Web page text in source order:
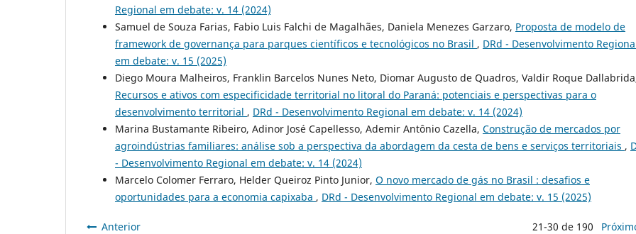
Regional em debate: v. 14 (2024)
Samuel de Souza Farias, Fabio Luis Falchi de Magalhães, Daniela Menezes Garzaro, Proposta de modelo de
framework de governança para parques científicos e tecnológicos no Brasil , DRd - Desenvolvimento
em debate: v. 15 (2025)
Diego Moura Malheiros, Franklin Barcelos Nunes Neto, Diomar Augusto de Quadros, Valdir Roque
Recursos e ativos com especificidade territorial no litoral do Paraná: potenciais e perspectivas para o
desenvolvimento territorial , DRd - Desenvolvimento Regional em debate: v. 14 (2024)
Marina Bustamante Ribeiro, Adinor José Capellesso, Ademir Antônio Cazella, Construção de mercados por
agroindústrias familiares: análise sob a perspectiva da abordagem da cesta de bens e serviços territoriais ,
- Desenvolvimento Regional em debate: v. 14 (2024)
Marcelo Colomer Ferraro, Helder Queiroz Pinto Junior, O novo mercado de gás no Brasil : desafios e
oportunidades para a economia capixaba , DRd - Desenvolvimento Regional em debate: v. 15 (2025)
Anterior 21-30 de 190